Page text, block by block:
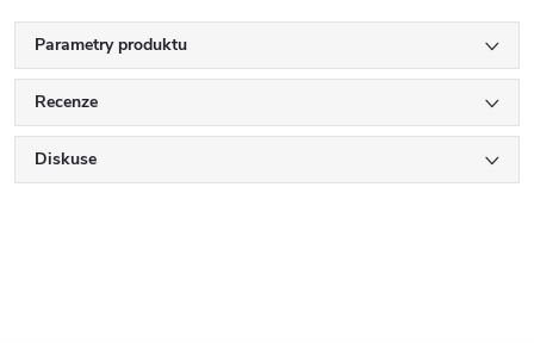
Parametry produktu
Recenze
Diskuse